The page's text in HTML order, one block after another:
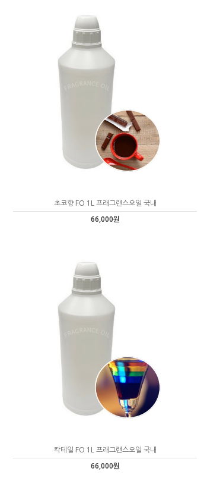
초코향 FO 1L 프래그랜스오일 국내
66,000원
칵테일 FO 1L 프래그랜스오일 국내
66,000원